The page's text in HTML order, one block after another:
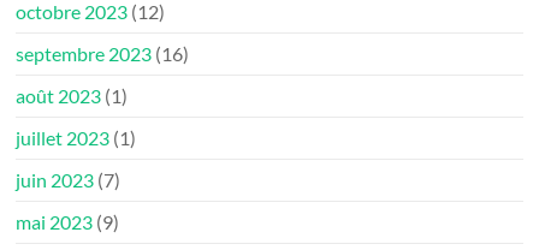
octobre 2023 (12)
septembre 2023 (16)
août 2023 (1)
juillet 2023 (1)
juin 2023 (7)
mai 2023 (9)